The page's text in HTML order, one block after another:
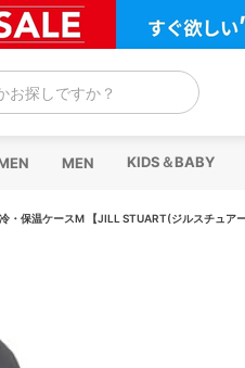
お探しですか？
MEN KIDS＆BABY
・保温ケースM 【JILL STUART(ジルスチュアー